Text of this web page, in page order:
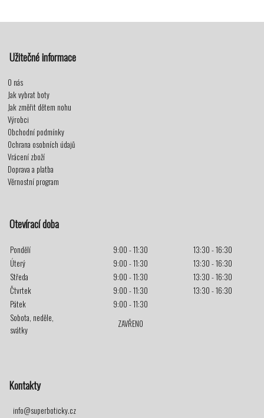
Užitečné informace
O nás
Jak vybrat boty
Jak změřit dětem nohu
Výrobci
Obchodní podmínky
Ochrana osobních údajů
Vrácení zboží
Doprava a platba
Věrnostní program
Otevírací doba
Pondělí 9:00 - 11:30
13:30 - 16:30
Úterý
9:00 - 11:30
13:30 - 16:30
Středa
9:00 - 11:30
13:30 - 16:30
Čtvrtek
9:00 - 11:30
13:30 - 16:30
Pátek
9:00 - 11:30
Sobota, neděle,
svátky
ZAVŘENO
Kontakty
info@superboticky.cz